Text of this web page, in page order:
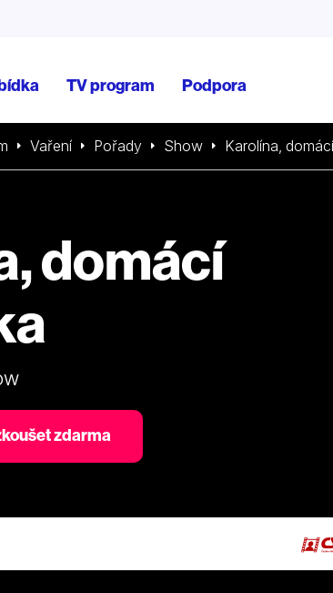
TV program Podpora
Vaření Pořady Show Karolína,
domácí
zdarma